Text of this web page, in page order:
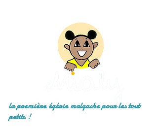
la première égérie malgache pour les tout
petits !